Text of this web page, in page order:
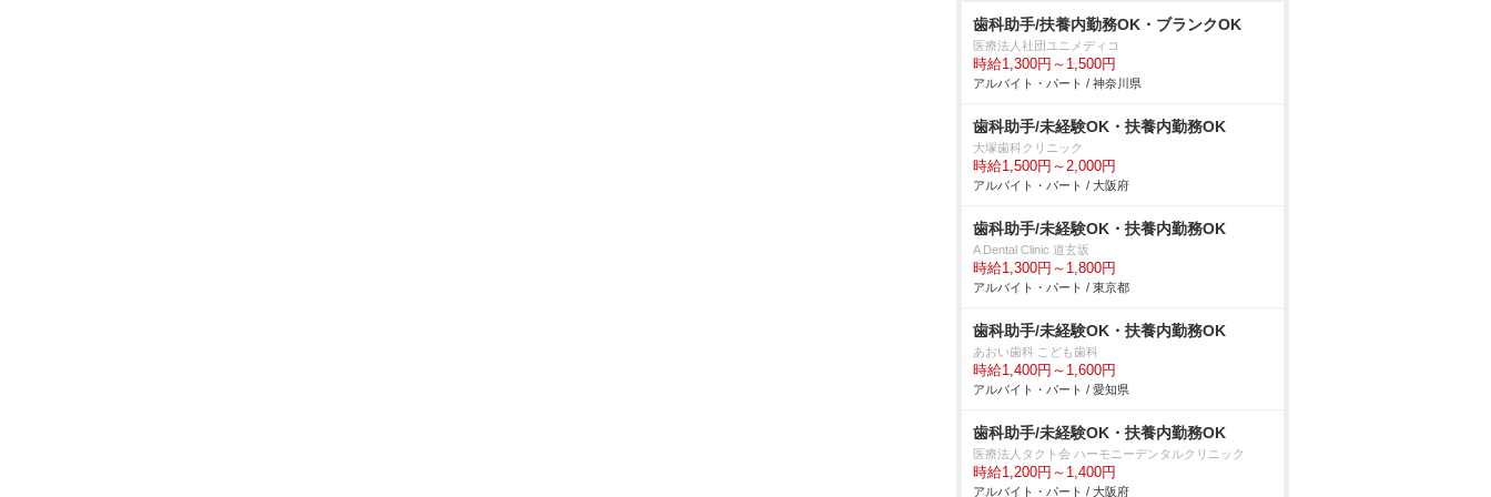
歯科助手/扶養内勤務OK・ブランクOK
医療法人社団ユニメディコ
時給1,300円～1,500円
アルバイト・パート / 神奈川県
歯科助手/未経験OK・扶養内勤務OK
大塚歯科クリニック
時給1,500円～2,000円
アルバイト・パート / 大阪府
歯科助手/未経験OK・扶養内勤務OK
A Dental Clinic 道玄坂
時給1,300円～1,800円
アルバイト・パート / 東京都
歯科助手/未経験OK・扶養内勤務OK
あおい歯科 こども歯科
時給1,400円～1,600円
アルバイト・パート / 愛知県
歯科助手/未経験OK・扶養内勤務OK
医療法人タクト会 ハーモニーデンタルクリニック
時給1,200円～1,400円
アルバイト・パート / 大阪府